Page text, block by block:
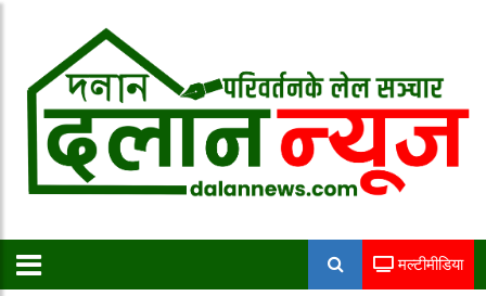
मल्टीमीडिया